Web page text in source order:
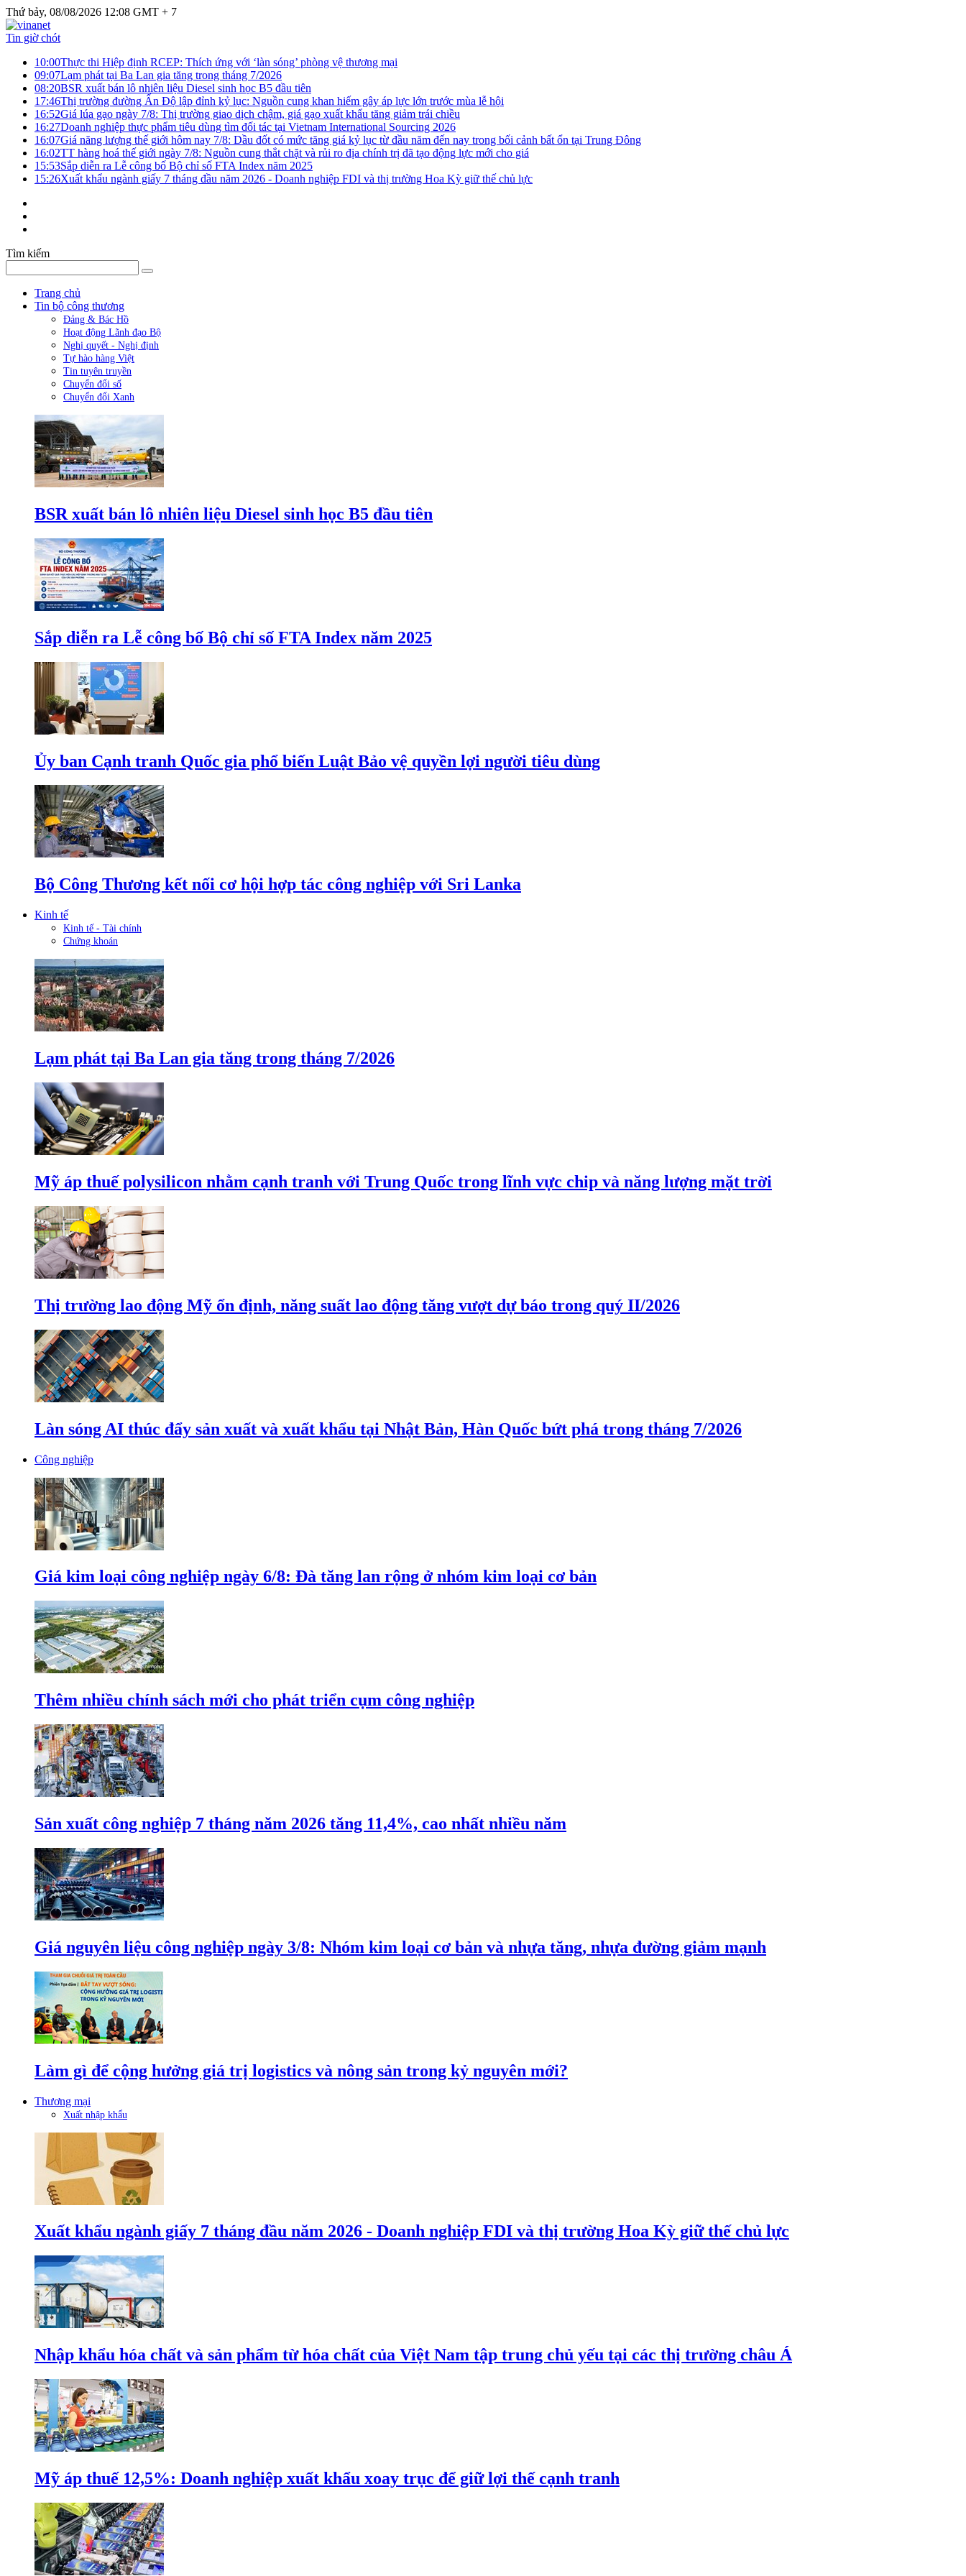
Thứ bảy, 08/08/2026 12:08 GMT + 7
Tin giờ chót
10:00Thực thi Hiệp định RCEP: Thích ứng với ‘làn sóng’ phòng vệ thương mại
09:07Lạm phát tại Ba Lan gia tăng trong tháng 7/2026
08:20BSR xuất bán lô nhiên liệu Diesel sinh học B5 đầu tiên
17:46Thị trường đường Ấn Độ lập đỉnh kỷ lục: Nguồn cung khan hiếm gây áp lực lớn trước mùa lễ hội
16:52Giá lúa gạo ngày 7/8: Thị trường giao dịch chậm, giá gạo xuất khẩu tăng giảm trái chiều
16:27Doanh nghiệp thực phẩm tiêu dùng tìm đối tác tại Vietnam International Sourcing 2026
16:07Giá năng lượng thế giới hôm nay 7/8: Dầu đốt có mức tăng giá kỷ lục từ đầu năm đến nay trong bối cảnh bất ổn tại Trung Đông
16:02TT hàng hoá thế giới ngày 7/8: Nguồn cung thắt chặt và rủi ro địa chính trị đã tạo động lực mới cho giá
15:53Sắp diễn ra Lễ công bố Bộ chỉ số FTA Index năm 2025
15:26Xuất khẩu ngành giấy 7 tháng đầu năm 2026 - Doanh nghiệp FDI và thị trường Hoa Kỳ giữ thế chủ lực
Tìm kiếm
Trang chủ
Tin bộ công thương
Đảng & Bác Hồ
Hoạt động Lãnh đạo Bộ
Nghị quyết - Nghị định
Tự hào hàng Việt
Tin tuyên truyền
Chuyển đổi số
Chuyển đổi Xanh
BSR xuất bán lô nhiên liệu Diesel sinh học B5 đầu tiên
Sắp diễn ra Lễ công bố Bộ chỉ số FTA Index năm 2025
Ủy ban Cạnh tranh Quốc gia phổ biến Luật Bảo vệ quyền lợi người tiêu dùng
Bộ Công Thương kết nối cơ hội hợp tác công nghiệp với Sri Lanka
Kinh tế
Kinh tế - Tài chính
Chứng khoán
Lạm phát tại Ba Lan gia tăng trong tháng 7/2026
Mỹ áp thuế polysilicon nhằm cạnh tranh với Trung Quốc trong lĩnh vực chip và năng lượng mặt trời
Thị trường lao động Mỹ ổn định, năng suất lao động tăng vượt dự báo trong quý II/2026
Làn sóng AI thúc đẩy sản xuất và xuất khẩu tại Nhật Bản, Hàn Quốc bứt phá trong tháng 7/2026
Công nghiệp
Giá kim loại công nghiệp ngày 6/8: Đà tăng lan rộng ở nhóm kim loại cơ bản
Thêm nhiều chính sách mới cho phát triển cụm công nghiệp
Sản xuất công nghiệp 7 tháng năm 2026 tăng 11,4%, cao nhất nhiều năm
Giá nguyên liệu công nghiệp ngày 3/8: Nhóm kim loại cơ bản và nhựa tăng, nhựa đường giảm mạnh
Làm gì để cộng hưởng giá trị logistics và nông sản trong kỷ nguyên mới?
Thương mại
Xuất nhập khẩu
Xuất khẩu ngành giấy 7 tháng đầu năm 2026 - Doanh nghiệp FDI và thị trường Hoa Kỳ giữ thế chủ lực
Nhập khẩu hóa chất và sản phẩm từ hóa chất của Việt Nam tập trung chủ yếu tại các thị trường châu Á
Mỹ áp thuế 12,5%: Doanh nghiệp xuất khẩu xoay trục để giữ lợi thế cạnh tranh